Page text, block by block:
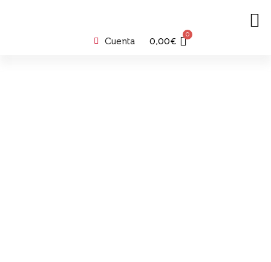
Cuenta 0,00€
0